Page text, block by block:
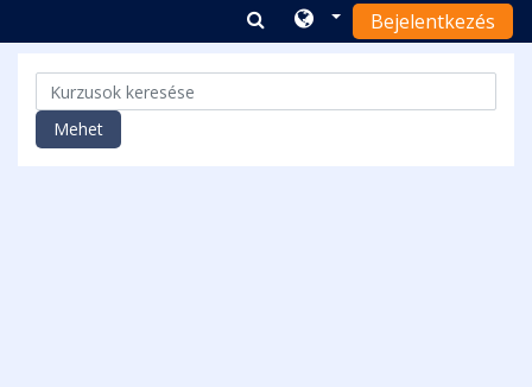
Tovább a fő tartalomhoz
Bejelentkezés
Kurzusok keresése
Mehet